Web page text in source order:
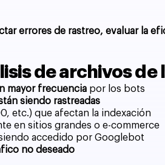
errores de rastreo, evaluar la
de archivos de
mayor frecuencia por los bots
siendo rastreadas
etc.) que afectan la indexación
en sitios grandes o e-commerce
accedido por Googlebot
no deseado